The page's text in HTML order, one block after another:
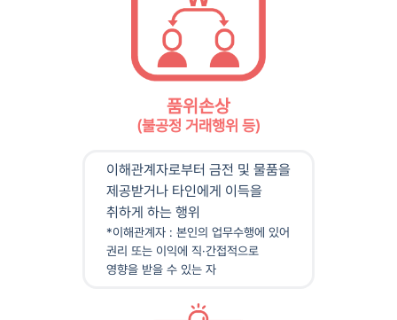
품위손상
(불공정 거래행위 등)
이해관계자로부터 금전 및 물품을
제공받거나 타인에게 이득을
취하게 하는 행위
*이해관계자 : 본인의 업무수행에 있어
권리 또는 이익에 직·간접적으로
영향을 받을 수 있는 자